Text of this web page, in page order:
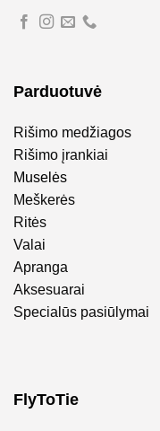
Parduotuvė
Rišimo medžiagos
Rišimo įrankiai
Muselės
Meškerės
Ritės
Valai
Apranga
Aksesuarai
Specialūs pasiūlymai
FlyToTie